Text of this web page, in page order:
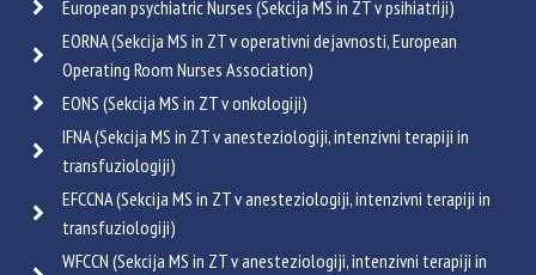
European psychiatric Nurses (Sekcija MS in ZT v psihiatriji)
EORNA (Sekcija MS in ZT v operativni dejavnosti, European
Operating Room Nurses Association)
EONS (Sekcija MS in ZT v onkologiji)
IFNA (Sekcija MS in ZT v anesteziologiji, intenzivni terapiji in
transfuziologiji)
EFCCNA (Sekcija MS in ZT v anesteziologiji, intenzivni terapiji in
transfuziologiji)
WFCCN (Sekcija MS in ZT v anesteziologiji, intenzivni terapiji in